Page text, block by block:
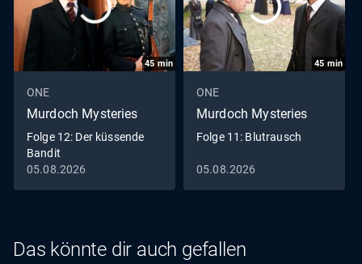
45 min
ONE
Murdoch Mysteries
Folge 12: Der küssende
Bandit
05.08.2026
45 min
ONE
Murdoch Mysteries
Folge 11: Blutrausch
05.08.2026
Das könnte dir auch gefallen